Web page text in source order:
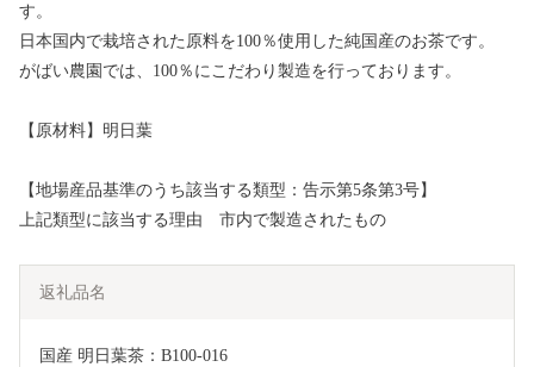
す。
日本国内で栽培された原料を100％使用した純国産のお茶です。
がばい農園では、100％にこだわり製造を行っております。
【原材料】明日葉
【地場産品基準のうち該当する類型：告示第5条第3号】
上記類型に該当する理由 市内で製造されたもの
返礼品名
国産 明日葉茶：B100-016